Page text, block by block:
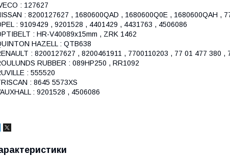
: 127627
: 8200127627 , 1680600QAD , 1680600Q0E , 1680600QAH ,
: 9109429 , 9201528 , 4401429 , 4431763 , 4506086
: HR-V40089x15mm , ZRK 1462
HAZELL : QTB638
: 8200127627 , 8200461911 , 7700110203 , 77 01 477 380 ,
RUBBER : 089HP250 , RR1092
: 555520
: 8645 5573XS
: 9201528 , 4506086